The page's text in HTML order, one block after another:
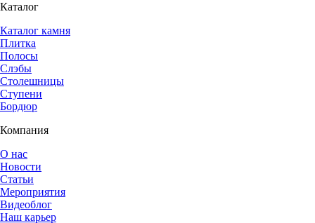
Каталог
Каталог камня
Плитка
Полосы
Слэбы
Столешницы
Ступени
Бордюр
Компания
О нас
Новости
Статьи
Мероприятия
Видеоблог
Наш карьер